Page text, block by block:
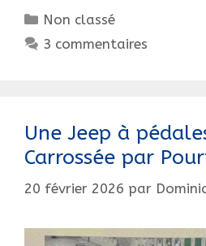
à
pédales,
Catégories
Non classé
3 commentaires
Une Jeep à
Carrossée par
20 février 2026 par